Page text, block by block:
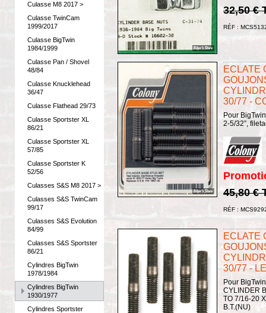
Culasse M8 2017 >
Culasse TwinCam
1999/2017
Culasse BigTwin
1984/1999
Culasse Pan / Shovel
48/84
Culasse Knucklehead
36/47
Culasse Flathead 29/73
Culasse Sportster XL
86/21
Culasse Sportster XL
57/85
Culasse Sportster K
52/56
Culasses S&S M8 2017 >
Culasses S&S TwinCam
99/17
Culasses S&S Evolution
84/99
Culasses S&S Sportster
86/21
Cylindres BigTwin
1978/1984
Cylindres BigTwin
1930/1977
Cylindres Sportster
32,50 €
RÉF :
ECLATE
30/77 -
Pour
2-5/32”,
45,80 €
RÉF :
ECLATE
30/77 -
Pour
CYLINDER
TO 7/16-20
B.T.(NU)